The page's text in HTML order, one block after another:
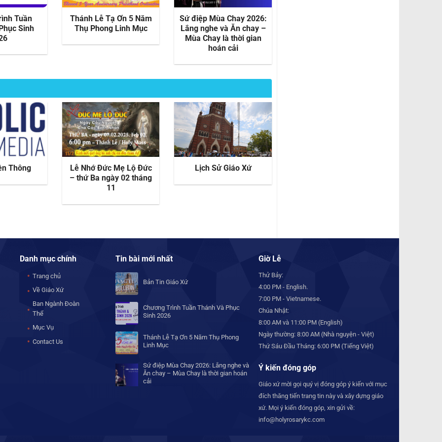
Tuần
Sinh
Thánh Lễ Tạ Ơn 5 Năm
Thụ Phong Linh Mục
Sứ điệp Mùa Chay 2026:
Lắng nghe và Ăn chay –
Mùa Chay là thời gian
hoán cải
Thông
Lễ Nhớ Đức Mẹ Lộ Đức
– thứ Ba ngày 02 tháng
11
Lịch Sử Giáo Xứ
Danh mục chính
Trang chủ
Về Giáo Xứ
Ban Ngành Đoàn
Thể
Mục Vụ
Contact Us
Tin bài mới nhất
Bản Tin Giáo Xứ
Chương Trình Tuần Thánh Và Phục
Sinh 2026
Thánh Lễ Tạ Ơn 5 Năm Thụ Phong
Linh Mục
Sứ điệp Mùa Chay 2026: Lắng nghe và
Ăn chay – Mùa Chay là thời gian hoán
cải
Giờ Lễ
Thử Bảy:
4:00 PM - English.
7:00 PM - Vietnamese.
Chúa Nhật:
8:00 AM và 11:00 PM (English)
Ngày thường: 8:00 AM (Nhà nguyện - Việt)
Thứ Sáu Đầu Tháng: 6:00 PM (Tiếng Việt)
Ý kiến đóng góp
Giáo xứ mời gọi quý vị đóng góp ý kiến với mục
đích thăng tiến trang tin này và xây dựng giáo
xứ. Mọi ý kiến đóng góp, xin gửi về:
info@holyrosarykc.com